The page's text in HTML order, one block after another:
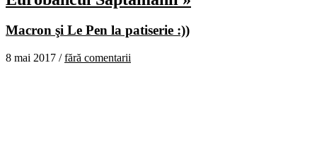
Macron şi Le Pen la patiserie :))
8 mai 2017 /fără comentarii